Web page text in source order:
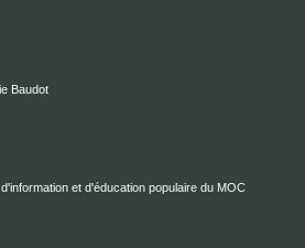
Baudot
et d'éducation populaire du MOC